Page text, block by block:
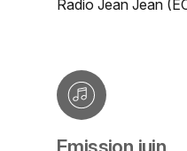
Radio Jean Jean